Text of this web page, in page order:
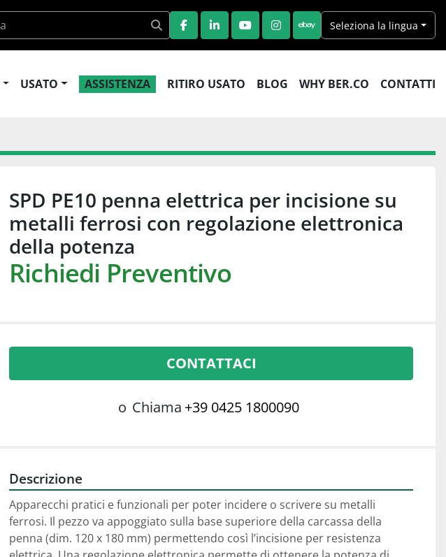
FACEBOOK
LINKEDINYOUTUBEINSTAGRAM
EBAYSeleziona la lingua
USATO ASSISTENZA RITIRO USATO BLOG WHY BER.CO CONTATTI
SPD PE10 penna elettrica per incisione su
metalli ferrosi con regolazione elettronica
della potenza
Richiedi Preventivo
CONTATTACI
o Chiama +39 0425 1800090
Descrizione
Apparecchi pratici e funzionali per poter incidere o scrivere su metalli
ferrosi. Il pezzo va appoggiato sulla base superiore della carcassa della
penna (dim. 120 x 180 mm) permettendo così l’incisione per resistenza